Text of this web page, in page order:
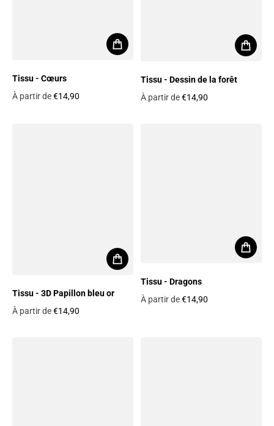
Tissu - Cœurs
À partir de€14,90
Tissu - Dessin de la forêt
À partir de€14,90
Tissu - 3D Papillon bleu or
À partir de€14,90
Tissu - Dragons
À partir de€14,90